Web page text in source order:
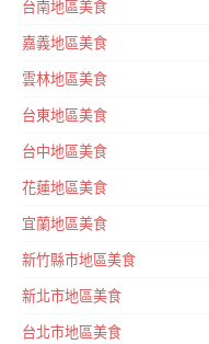
台南地區美食
嘉義地區美食
雲林地區美食
台東地區美食
台中地區美食
花蓮地區美食
宜蘭地區美食
新竹縣市地區美食
新北市地區美食
台北市地區美食